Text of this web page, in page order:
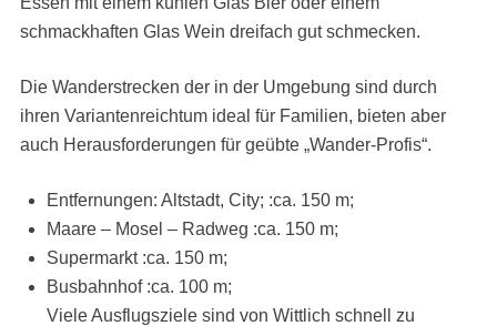
schmackhaften Glas Wein dreifach gut schmecken.
Die Wanderstrecken der in der Umgebung sind durch
ihren Variantenreichtum ideal für Familien, bieten aber
auch Herausforderungen für geübte „Wander-Profis“.
Entfernungen: Altstadt, City; :ca. 150 m;
Maare – Mosel – Radweg :ca. 150 m;
Supermarkt :ca. 150 m;
Busbahnhof :ca. 100 m;
Viele Ausflugsziele sind von Wittlich schnell zu